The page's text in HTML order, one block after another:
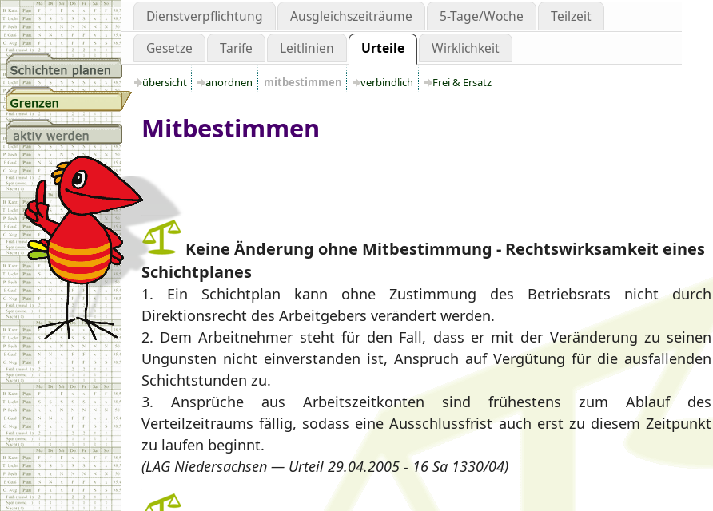
Dienstverpflichtung Ausgleichszeiträume 5-Tage/Woche
Teilzeit
Gesetze
Tarife Leitlinien Urteile Wirklichkeit
übersicht anordnen mitbestimmen verbindlich Frei & Ersatz
Mitbestimmen
Keine Änderung ohne Mitbestimmung - Rechtswirksamkeit eines
Schichtplanes
1. Ein Schichtplan kann ohne Zustimmung des Betriebsrats nicht durch
Direktionsrecht des Arbeitgebers verändert werden.
2. Dem Arbeitnehmer steht für den Fall, dass er mit der Veränderung zu seinen
Ungunsten nicht einverstanden ist, Anspruch auf Vergütung für die ausfallenden
Schichtstunden zu.
3. Ansprüche aus Arbeitszeitkonten sind frühestens zum Ablauf des
Verteilzeitraums fällig, sodass eine Ausschlussfrist auch erst zu diesem Zeitpunkt
zu laufen beginnt.
(LAG Niedersachsen — Urteil 29.04.2005 - 16 Sa 1330/04)